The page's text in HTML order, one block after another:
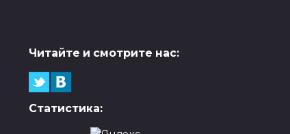
Читайте и смотрите нас:
Статистика: